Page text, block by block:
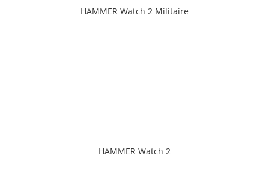
HAMMER Watch 2 Militaire
HAMMER Watch 2